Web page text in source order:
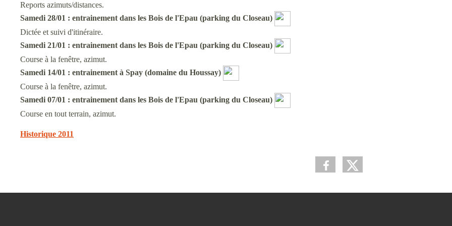
Reports azimuts/distances.
Samedi 28/01 : entrainement dans les Bois de l'Epau (parking du Closeau)
Dictée et suivi d'itinéraire.
Samedi 21/01 : entrainement dans les Bois de l'Epau (parking du Closeau)
Course à la fenêtre, azimut.
Samedi 14/01 : entrainement à Spay (domaine du Houssay)
Course à la fenêtre, azimut.
Samedi 07/01 : entrainement dans les Bois de l'Epau (parking du Closeau)
Course en tout terrain, azimut.
Historique 2011